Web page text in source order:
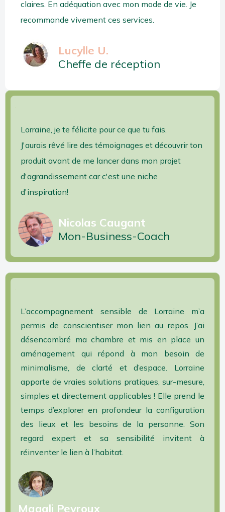
claires. En adéquation avec mon mode de vie. Je
recommande vivement ces services.
Lucylle U.
Cheffe de réception
Lorraine, je te félicite pour ce que tu fais.
J'aurais rêvé lire des témoignages et découvrir ton
produit avant de me lancer dans mon projet
d'agrandissement car c'est une niche
d'inspiration!
Nicolas Caugant
Mon-Business-Coach
L’accompagnement sensible de Lorraine m’a
permis de conscientiser mon lien au repos. J’ai
désencombré ma chambre et mis en place un
aménagement qui répond à mon besoin de
minimalisme, de clarté et d’espace. Lorraine
apporte de vraies solutions pratiques, sur-mesure,
simples et directement applicables ! Elle prend le
temps d’explorer en profondeur la configuration
des lieux et les besoins de la personne. Son
regard expert et sa sensibilité invitent à
réinventer le lien à l’habitat.
Magali Peyroux